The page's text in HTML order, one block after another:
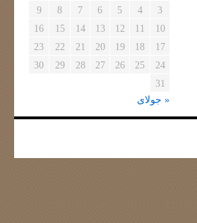
3
4
5
6
7
8
9
10
11
12
13
14
15
16
17
18
19
20
21
22
23
24
25
26
27
28
29
30
31
« جولای